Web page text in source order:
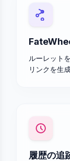
ルーレット
リンクを生
履歴の追